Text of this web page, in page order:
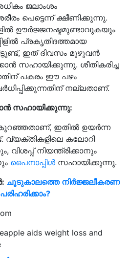
ജലാംശം
പെട്ടെന്ന് ക്ഷീണിക്കുന്നു.
ഊർജ്ജനഷ്ടമുണ്ടാവുകയും
പ്രകൃതിദത്തമായ
ഇത് ദിവസം മുഴുവൻ
സഹായിക്കുന്നു. ശീതികരിച്ച
പകരം ഈ പഴം
നല്ലതാണ്.
സഹായിക്കുന്നു:
ഇതിൽ ഉയർന്ന
വ്യക്തികളിലെ കലോറി
നിയന്ത്രിക്കാനും
പൈനാപ്പിൾ സഹായിക്കുന്നു.
ചൂടുകാലത്തെ നിർജ്ജലീകരണ
aids weight loss and